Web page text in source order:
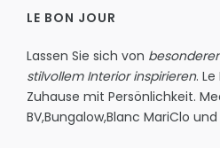
LE BON JOUR
Lassen Sie sich von
stilvollem Interior inspirieren.
Zuhause mit Persönlichkeit.
BV,Bungalow,Blanc MariClo und